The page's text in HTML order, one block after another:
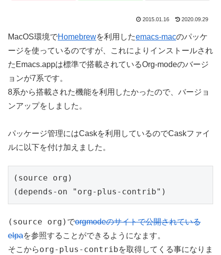
2015.01.16 2020.09.29
MacOS環境でHomebrewを利用したemacs-macのパッケ
ージを使っているのですが、これによりインストールされ
たEmacs.appは標準で搭載されているOrg-modeのバージ
ョンが7系です。
8系から搭載された機能を利用したかったので、バージョ
ンアップをしました。
パッケージ管理にはCaskを利用しているのでCaskファイ
ルに以下を付け加えました。
(source org)
(source org) でorgmodeのサイトで公開されている
elpaを参照することができるようになます。
そこからorg-plus-contribを取得してくる事になりま